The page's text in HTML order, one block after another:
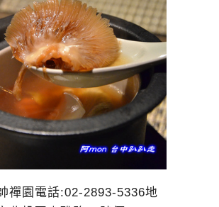
禪園電話:02-2893-5336地